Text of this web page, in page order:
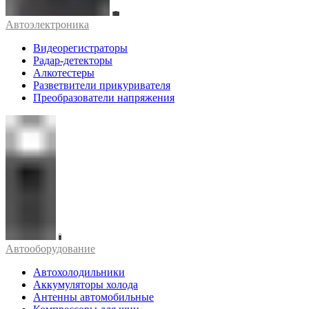
Автоэлектроника
Видеорегистраторы
Радар-детекторы
Алкотестеры
Разветвители прикуривателя
Преобразователи напряжения
Автооборудование
Автохолодильники
Аккумуляторы холода
Антенны автомобильные